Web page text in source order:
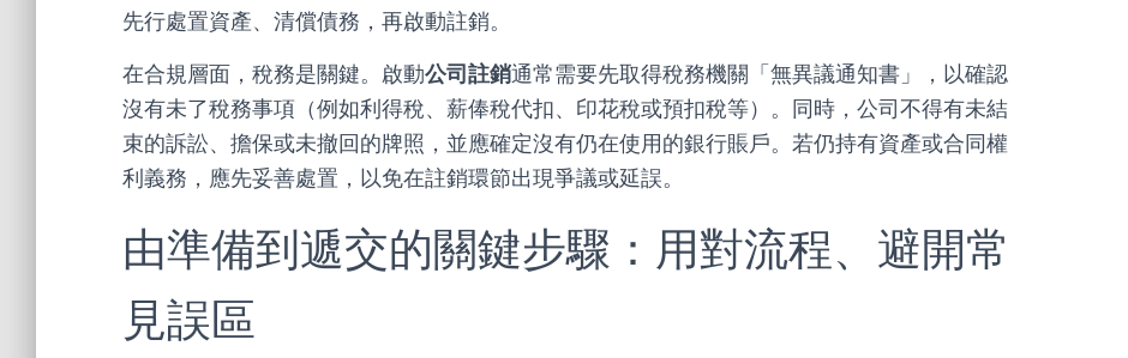
先行處置資產、清償債務，再啟動註銷。
在合規層面，稅務是關鍵。啟動公司註銷通常需要先取得稅務機關「無異議通知書」，以確認
沒有未了稅務事項（例如利得稅、薪俸稅代扣、印花稅或預扣稅等）。同時，公司不得有未結
束的訴訟、擔保或未撤回的牌照，並應確定沒有仍在使用的銀行賬戶。若仍持有資產或合同權
利義務，應先妥善處置，以免在註銷環節出現爭議或延誤。
由準備到遞交的關鍵步驟：用對流程、避開常
見誤區